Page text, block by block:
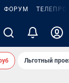
ФОРУМ
Льготный